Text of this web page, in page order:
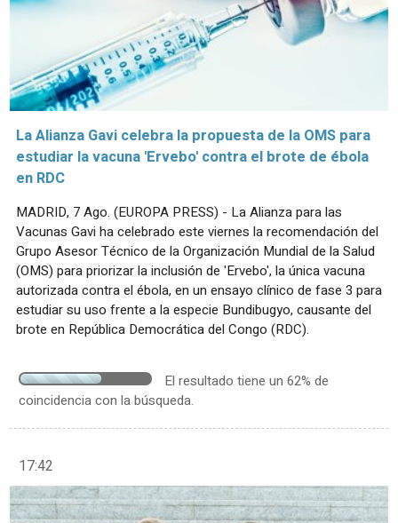
La Alianza Gavi celebra la propuesta de la OMS para
estudiar la vacuna 'Ervebo' contra el brote de ébola
en RDC
MADRID, 7 Ago. (EUROPA PRESS) - La Alianza para las
Vacunas Gavi ha celebrado este viernes la recomendación del
Grupo Asesor Técnico de la Organización Mundial de la Salud
(OMS) para priorizar la inclusión de 'Ervebo', la única vacuna
autorizada contra el ébola, en un ensayo clínico de fase 3 para
estudiar su uso frente a la especie Bundibugyo, causante del
brote en República Democrática del Congo (RDC).
El resultado tiene un 62% de
coincidencia con la búsqueda.
17:42